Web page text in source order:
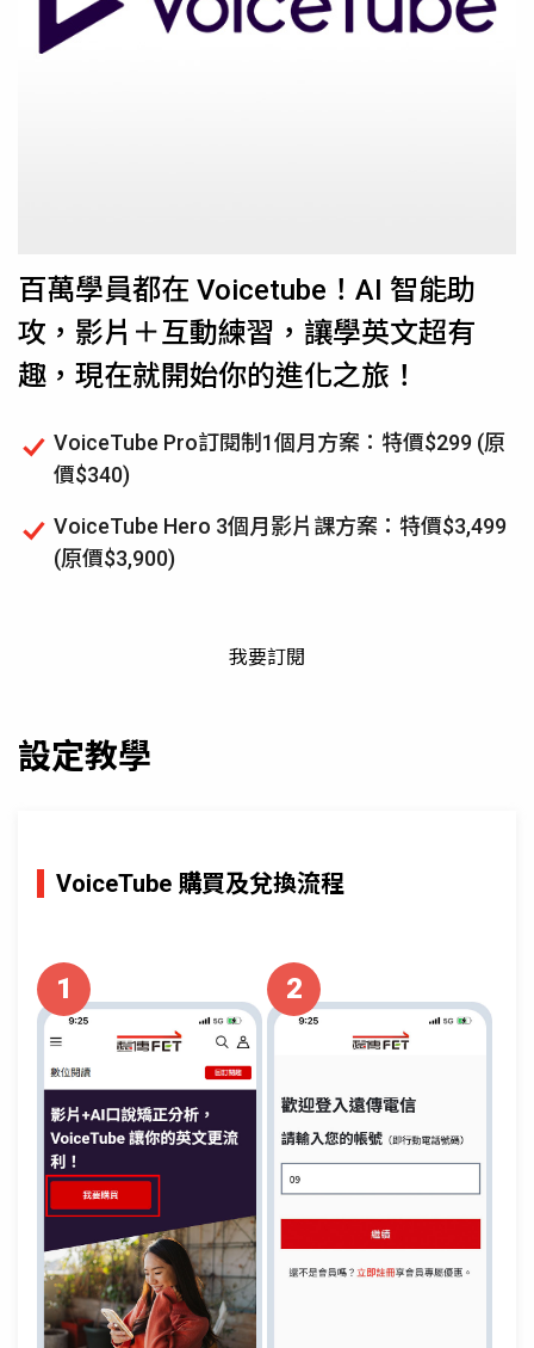
百萬學員都在 Voicetube！AI 智能助
攻，影片＋互動練習，讓學英文超有
趣，現在就開始你的進化之旅！
VoiceTube Pro訂閱制1個月方案：特價$299 (原
價$340)
VoiceTube Hero 3個月影片課方案：特價$3,499
(原價$3,900)
我要訂閱
設定教學
VoiceTube 購買及兌換流程
1 2